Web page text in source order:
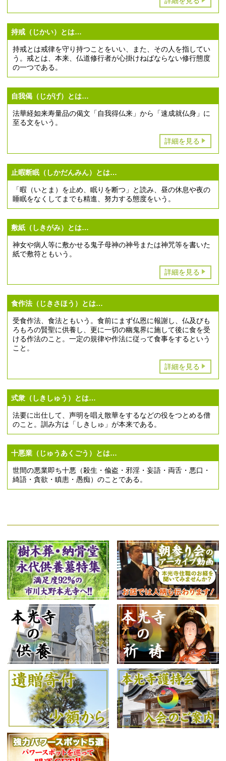
持戒（じかい）とは…
持戒とは戒律を守り持つことをいい、また、その人を指してい
う。戒とは、本来、仏道修行者が心掛けねばならない修行態度
の一つである。
自我偈（じがげ）とは…
法華経如来寿量品の偈文「自我得仏来」から「速成就仏身」に
至る文をいう。
詳細を見る
止暇断眠（しかだんみん）とは…
「暇（いとま）を止め、眠りを断つ」と読み、昼の休息や夜の
睡眠をなくしてまでも精進、努力する態度をいう。
敷紙（しきがみ）とは…
神女や病人等に敷かせる鬼子母神の神号または神咒等を書いた
紙で敷符ともいう。
詳細を見る
食作法（じきさほう）とは…
受食作法、食法ともいう。食前にまず仏恩に報謝し、仏及びも
ろもろの賢聖に供養し、更に一切の幽鬼界に施して後に食を受
ける作法のこと。一定の規律や作法に従って食事をするという
こと。
詳細を見る
式衆（しきしゅう）とは…
法要に出仕して、声明を唱え散華をするなどの役をつとめる僧
のこと。訓み方は「しきしゅ」が本来である。
十悪業（じゅうあくごう）とは…
世間の悪業即ち十悪（殺生・偸盗・邪淫・妄語・両舌・悪口・
綺語・貪欲・瞋恚・愚痴）のことである。